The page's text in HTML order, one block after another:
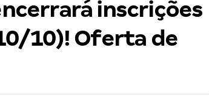
inscrições
10)! Oferta de